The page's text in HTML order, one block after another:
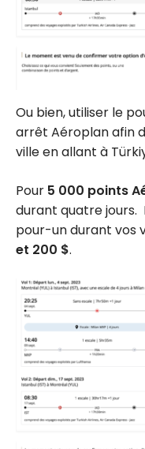
Ou bien, utiliser le
arrêt Aéroplan afin
ville en allant à
Pour 5 000 points
durant quatre jours.
pour-un durant vos
et 200 $.